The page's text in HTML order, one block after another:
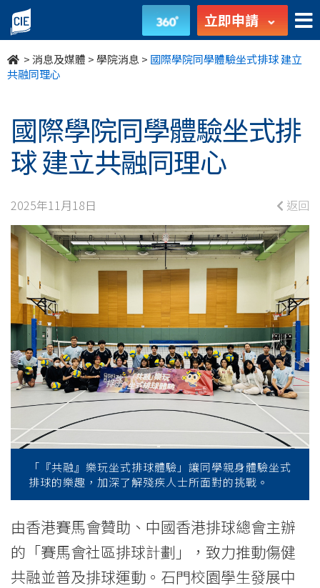
國
際
學
同
學
體
驗
坐
式
排
球
建
立
共
同
理
心
立即申請
>消息及媒體 >學院消息 > 國際學院同學體驗坐式排球 建立
共融同理心
國際學院同學體驗坐式排
球 建立共融同理心
2025年11月18日 返回
「『共融』樂玩坐式排球體驗」讓同學親身體驗坐式
排球的樂趣，加深了解殘疾人士所面對的挑戰。
由香港賽馬會贊助、中國香港排球總會主辦
的「賽馬會社區排球計劃」，致力推動傷健
共融並普及排球運動。 石門校園學生發展中